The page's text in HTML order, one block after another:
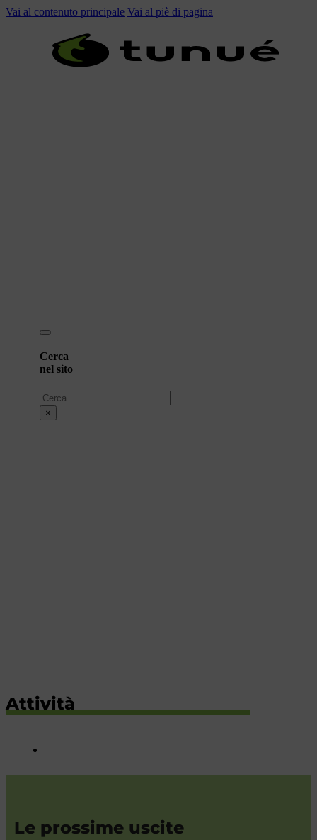
Vai al contenuto principale Vai al piè di pagina
Cerca
nel sito
Cerca
×
Attività
Le prossime uscite